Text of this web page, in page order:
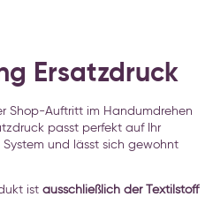
Ersatzdruck
Shop-Auftritt im Handumdrehen
passt perfekt auf Ihr
und lässt sich gewohnt
ist ausschließlich der Textilstoff